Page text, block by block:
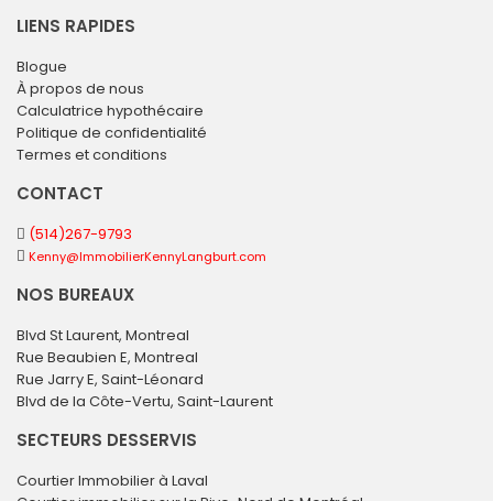
LIENS RAPIDES
Blogue
À propos de nous
Calculatrice hypothécaire
Politique de confidentialité
Termes et conditions
CONTACT
(514)267-9793
Kenny@ImmobilierKennyLangburt.com
NOS BUREAUX
Blvd St Laurent, Montreal
Rue Beaubien E, Montreal
Rue Jarry E, Saint-Léonard
Blvd de la Côte-Vertu, Saint-Laurent
SECTEURS DESSERVIS
Courtier Immobilier à Laval